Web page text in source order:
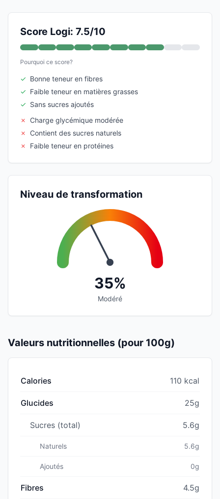
Score Logi: 7.5/10
Pourquoi ce score?
✓ Bonne teneur en fibres
✓ Faible teneur en matières grasses
✓ Sans sucres ajoutés
✗
Charge glycémique modérée
✗
Contient des sucres naturels
✗
Faible teneur en protéines
Niveau de transformation
35%
Modéré
Valeurs nutritionnelles (pour 100g)
Calories 110 kcal
Glucides 25g
Sucres (total) 5.6g
Naturels 5.6g
Ajoutés 0g
Fibres 4.5g